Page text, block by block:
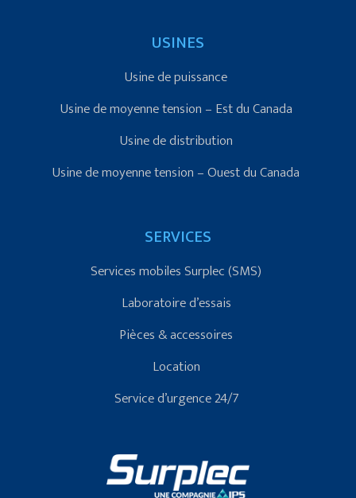
USINES
Usine de puissance
Usine de moyenne tension – Est du Canada
Usine de distribution
Usine de moyenne tension – Ouest du Canada
SERVICES
Services mobiles Surplec (SMS)
Laboratoire d’essais
Pièces & accessoires
Location
Service d’urgence 24/7